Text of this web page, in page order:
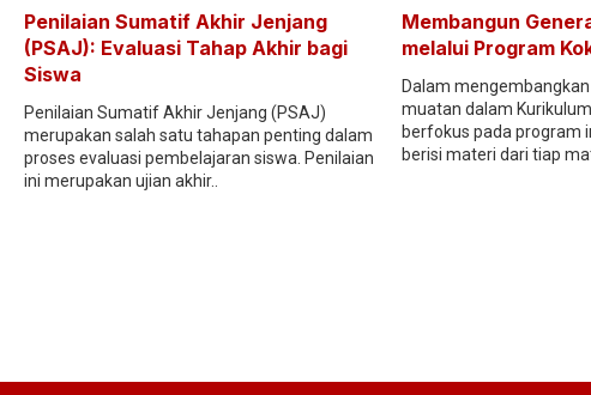
Penilaian Sumatif Akhir Jenjang
(PSAJ): Evaluasi Tahap Akhir bagi
Siswa
Penilaian Sumatif Akhir Jenjang (PSAJ)
merupakan salah satu tahapan penting dalam
proses evaluasi pembelajaran siswa. Penilaian
ini merupakan ujian akhir..
Membangun
melalui Program
Dalam
muatan dalam
berfokus pada program
berisi materi dari tiap